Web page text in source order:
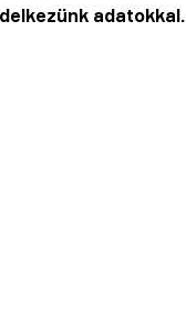
adatokkal.